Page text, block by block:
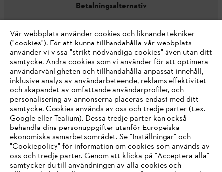
Betalningsalternativ
Företaget
STIHL FAQ
Service
Vår webbplats använder cookies och liknande tekniker
("cookies"). För att kunna tillhandahålla vår webbplats
använder vi vissa "strikt nödvändiga cookies" även utan ditt
samtycke. Andra cookies som vi använder för att optimera
användarvänligheten och tillhandahålla anpassat innehåll,
inklusive analys av användarbeteende, reklams effektivitet
och skapandet av omfattande användarprofiler, och
personalisering av annonserna placeras endast med ditt
samtycke. Cookies används av oss och tredje parter (t.ex.
Google eller Tealium). Dessa tredje parter kan också
behandla dina personuppgifter utanför Europeiska
ekonomiska samarbetsområdet. Se "Inställningar" och
"Cookiepolicy" för information om cookies som används av
oss och tredje parter. Genom att klicka på "Acceptera alla"
samtycker du till användningen av alla cookies och